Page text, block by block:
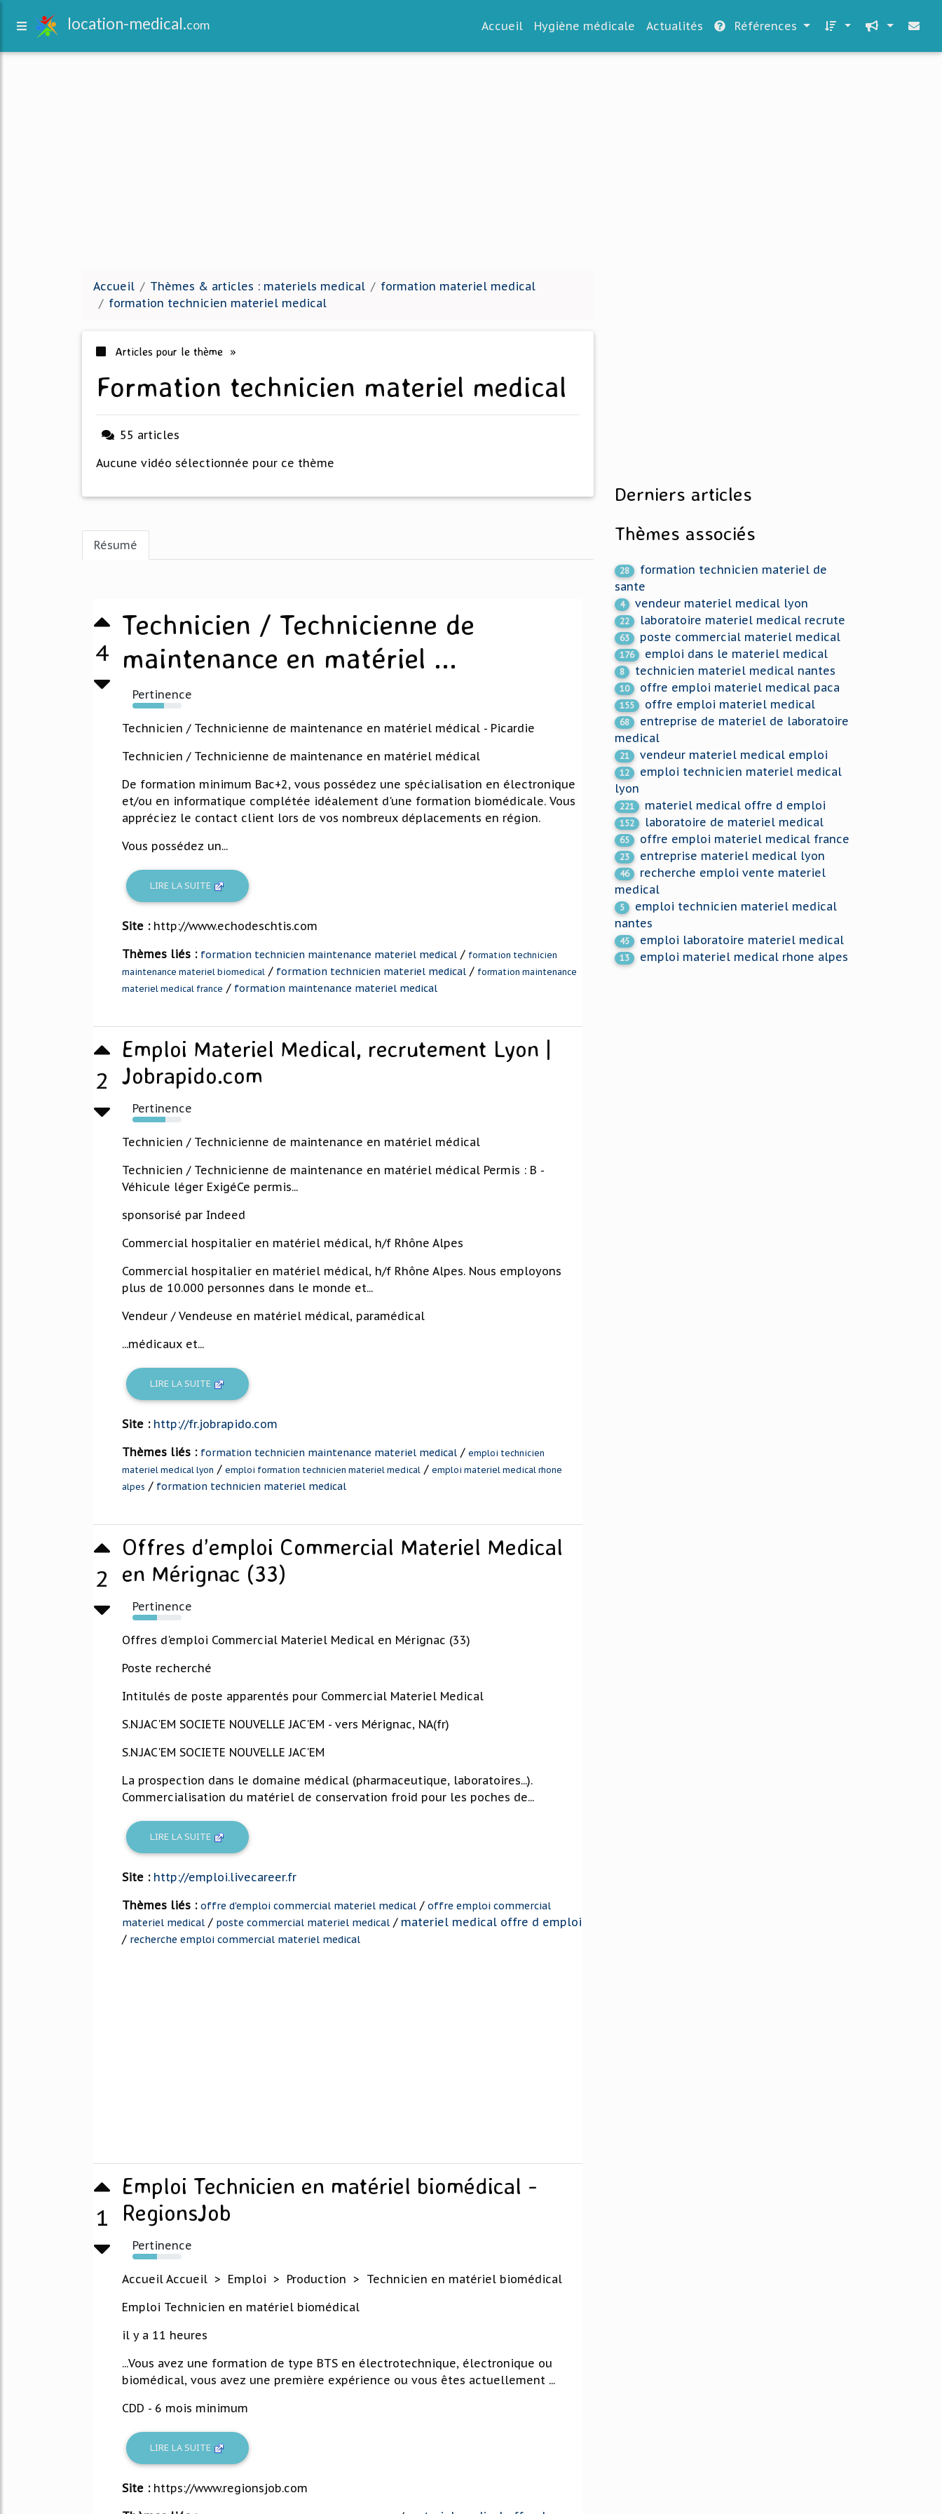
location-medical.com Accueil Hygiène médicale Actualités Références
Accueil Thèmes & articles : materiels medical
formation materiel medical
formation technicien materiel medical
Articles pour le thème »
formation technicien materiel medical
55 articles
Aucune vidéo sélectionnée pour ce thème
Résumé
4
Technicien / Technicienne de
maintenance en matériel ...
Pertinence
64%
Technicien / Technicienne de maintenance en matériel médical - Picardie
Technicien / Technicienne de maintenance en matériel médical
De formation minimum Bac+2, vous possédez une spécialisation en électronique
et/ou en informatique complétée idéalement d'une formation biomédicale. Vous
appréciez le contact client lors de vos nombreux déplacements en région.
Vous possédez un...
LIRE LA SUITE
Site : http://www.echodeschtis.com
Thèmes liés : formation technicien maintenance materiel medical / formation technicien
maintenance materiel biomedical / formation technicien materiel medical / formation maintenance
materiel medical france / formation maintenance materiel medical
2
Emploi Materiel Medical, recrutement Lyon |
Jobrapido.com
Pertinence
67%
Technicien / Technicienne de maintenance en matériel médical
Technicien / Technicienne de maintenance en matériel médical Permis : B -
Véhicule léger ExigéCe permis...
sponsorisé par Indeed
Commercial hospitalier en matériel médical, h/f Rhône Alpes
Commercial hospitalier en matériel médical, h/f Rhône Alpes. Nous employons
plus de 10.000 personnes dans le monde et...
Vendeur / Vendeuse en matériel médical, paramédical
...médicaux et...
LIRE LA SUITE
Site : http://fr.jobrapido.com
Thèmes liés : formation technicien maintenance materiel medical / emploi technicien
materiel medical lyon / emploi formation technicien materiel medical / emploi materiel medical rhone
alpes / formation technicien materiel medical
2
Offres d’emploi Commercial Materiel Medical
en Mérignac (33)
Pertinence
50%
Offres d'emploi Commercial Materiel Medical en Mérignac (33)
Poste recherché
Intitulés de poste apparentés pour Commercial Materiel Medical
S.N.JAC'EM SOCIETE NOUVELLE JAC'EM - vers Mérignac, NA(fr)
S.N.JAC'EM SOCIETE NOUVELLE JAC'EM
La prospection dans le domaine médical (pharmaceutique, laboratoires...).
Commercialisation du matériel de conservation froid pour les poches de...
LIRE LA SUITE
Site : http://emploi.livecareer.fr
Thèmes liés : offre d'emploi commercial materiel medical / offre emploi commercial
materiel medical / poste commercial materiel medical / materiel medical offre d emploi
/ recherche emploi commercial materiel medical
1
Emploi Technicien en matériel biomédical -
RegionsJob
Pertinence
50%
Accueil Accueil > Emploi > Production > Technicien en matériel biomédical
Emploi Technicien en matériel biomédical
il y a 11 heures
...Vous avez une formation de type BTS en électrotechnique, électronique ou
biomédical, vous avez une première expérience ou vous êtes actuellement ...
CDD - 6 mois minimum
LIRE LA SUITE
Site : https://www.regionsjob.com
Derniers articles
Thèmes associés
28
formation technicien materiel de
sante
4 vendeur materiel medical lyon
22 laboratoire materiel medical recrute
63 poste commercial materiel medical
176 emploi dans le materiel medical
8 technicien materiel medical nantes
10 offre emploi materiel medical paca
155 offre emploi materiel medical
68
entreprise de materiel de laboratoire
medical
21 vendeur materiel medical emploi
12
emploi technicien materiel medical
lyon
221 materiel medical offre d emploi
152 laboratoire de materiel medical
65 offre emploi materiel medical france
23 entreprise materiel medical lyon
46
recherche emploi vente materiel
medical
5
emploi technicien materiel medical
nantes
45 emploi laboratoire materiel medical
13 emploi materiel medical rhone alpes